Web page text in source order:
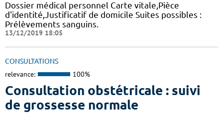
Dossier médical personnel Carte vitale,Pièce
d'identité,Justificatif de domicile Suites possibles :
Prélèvements sanguins.
13/12/2019 18:05
CONSULTATIONS
relevance: 100%
Consultation obstétricale : suivi
de grossesse normale